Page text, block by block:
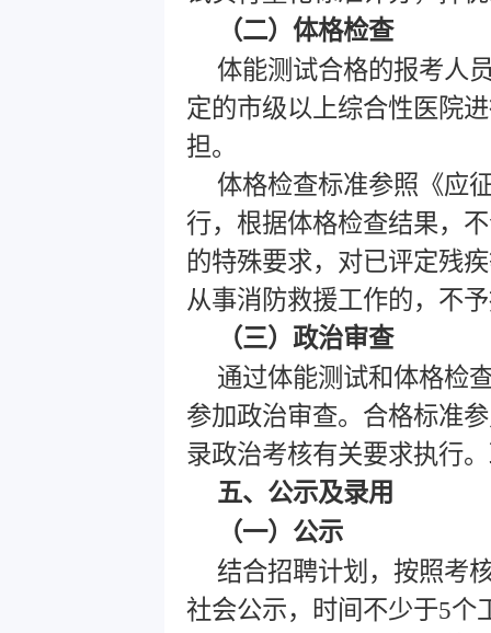
（二）体格检查
体能测试合格的报考人
定的市级以上综合性医院
担。
体格检查标准参照《应
行，根据体格检查结果，
的特殊要求，对已评定残
从事消防救援工作的，不
（三）政治审查
通过体能测试和体格检
参加政治审查。合格标准
录政治考核有关要求执行
五、公示及录用
（一）公示
结合招聘计划，按照考
社会公示，时间不少于5个